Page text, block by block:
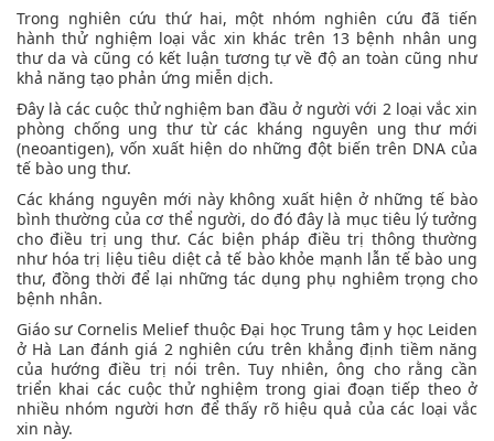
Trong nghiên cứu thứ hai, một nhóm nghiên cứu đã tiến
hành thử nghiệm loại vắc xin khác trên 13 bệnh nhân ung
thư da và cũng có kết luận tương tự về độ an toàn cũng như
khả năng tạo phản ứng miễn dịch.
Đây là các cuộc thử nghiệm ban đầu ở người với 2 loại vắc xin
phòng chống ung thư từ các kháng nguyên ung thư mới
(neoantigen), vốn xuất hiện do những đột biến trên DNA của
tế bào ung thư.
Các kháng nguyên mới này không xuất hiện ở những tế bào
bình thường của cơ thể người, do đó đây là mục tiêu lý tưởng
cho điều trị ung thư. Các biện pháp điều trị thông thường
như hóa trị liệu tiêu diệt cả tế bào khỏe mạnh lẫn tế bào ung
thư, đồng thời để lại những tác dụng phụ nghiêm trọng cho
bệnh nhân.
Giáo sư Cornelis Melief thuộc Đại học Trung tâm y học Leiden
ở Hà Lan đánh giá 2 nghiên cứu trên khẳng định tiềm năng
của hướng điều trị nói trên. Tuy nhiên, ông cho rằng cần
triển khai các cuộc thử nghiệm trong giai đoạn tiếp theo ở
nhiều nhóm người hơn để thấy rõ hiệu quả của các loại vắc
xin này.